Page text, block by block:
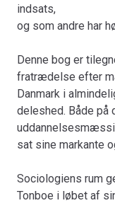
Fersch, Antje
Hviid Jacobsen,
Kristensen, Søren
Laursen, Annick
Rosenlund og
Bogen er en del af
indsats,
og som andre har
Denne bog er
fratrædelse efter
Danmark i
deleshed. Både
sat sine markante
Sociologiens rum
Tonboe i løbet af